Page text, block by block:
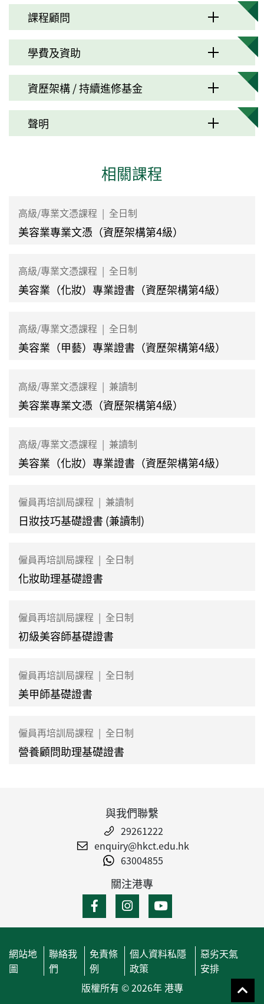
課程顧問
學費及資助
資歷架構 / 持續進修基金
聲明
相關課程
高級/專業文憑課程 | 全日制
美容業專業文憑（資歷架構第4級）
高級/專業文憑課程 | 全日制
美容業（化妝）專業證書（資歷架構第4級）
高級/專業文憑課程 | 全日制
美容業（甲藝）專業證書（資歷架構第4級）
高級/專業文憑課程 | 兼讀制
美容業專業文憑（資歷架構第4級）
高級/專業文憑課程 | 兼讀制
美容業（化妝）專業證書（資歷架構第4級）
僱員再培訓局課程 | 兼讀制
日妝技巧基礎證書 (兼讀制)
僱員再培訓局課程 | 全日制
化妝助理基礎證書
僱員再培訓局課程 | 全日制
初級美容師基礎證書
僱員再培訓局課程 | 全日制
美甲師基礎證書
僱員再培訓局課程 | 全日制
營養顧問助理基礎證書
與我們聯繫
29261222
enquiry@hkct.edu.hk
63004855
關注港專
網站地
圖
聯絡我
們
免責條
例
個人資料私隱
政策
惡劣天氣
安排
版權所有 © 2026年 港專